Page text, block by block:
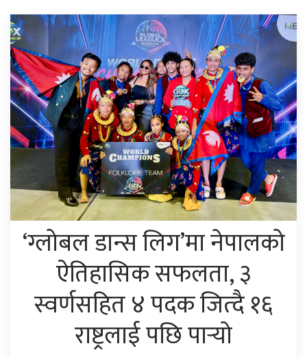
‘ग्लोबल डान्स लिग’मा नेपालको
ऐतिहासिक सफलता, ३
स्वर्णसहित ४ पदक जित्दै १६
राष्ट्रलाई पछि पार्‍यो